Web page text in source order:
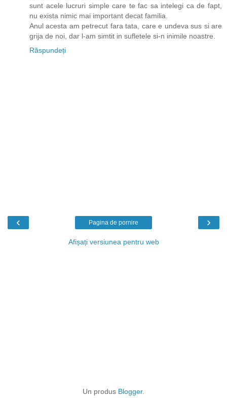
sunt acele lucruri simple care te fac sa intelegi ca de fapt,
nu exista nimic mai important decat familia.
Anul acesta am petrecut fara tata, care e undeva sus si are
grija de noi, dar l-am simtit in sufletele si-n inimile noastre.
Răspundeți
‹ ›
Pagina de pornire
Afișați versiunea pentru web
Un produs Blogger.